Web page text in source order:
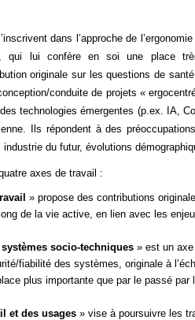
dans l’approche de
qui lui confère en soi une place
originale sur les questions de
conduite de projets «
technologies émergentes (p.ex. IA,
Ils répondent à des
du futur, évolutions
axes de travail :
» propose des contributions
de la vie active, en lien avec les
socio-techniques» est un axe
fiabilité des systèmes, originale à
plus importante que par le passé par
et des usages» vise à poursuivre les